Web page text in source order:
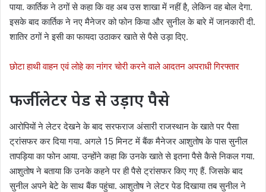
पाया. कार्तिक ने ठगों से कहा कि वह अब उस शाखा में नहीं है, लेकिन वह बोल देगा.
इसके बाद कार्तिक ने नए मैनेजर को फोन किया और सुनील के बारे में जानकारी दी.
शातिर ठगों ने इसी का फायदा उठाकर खाते से पैसे उड़ा दिए.
छोटा हाथी वाहन एवं लोहे का नांगर चोरी करने वाले आदतन अपराधी गिरफ्तार
फर्जी लेटर पेड से उड़ाए पैसे
आरोपियों ने लेटर देखने के बाद सरफराज अंसारी राजस्थान के खाते पर पैसा
ट्रांसफर कर दिया गया. अगले 15 मिनट में बैंक मैनेजर आशुतोष के पास सुनील
तापड़िया का फोन आया. उन्होंने कहा कि उनके खाते से इतना पैसे कैसे निकल गया.
आशुतोष ने बताया कि उनके कहने पर ही पैसे ट्रांसफर किए गए हैं. जिसके बाद
सुनील अपने बेटे के साथ बैंक पहुंचा. आशुतोष ने लेटर पेड दिखाया तब सुनील ने